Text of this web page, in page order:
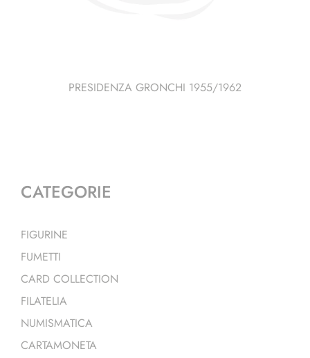
PRESIDENZA GRONCHI 1955/1962
CATEGORIE
FIGURINE
FUMETTI
CARD COLLECTION
FILATELIA
NUMISMATICA
CARTAMONETA